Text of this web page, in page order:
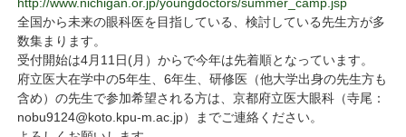
全国から未来の眼科医を目指している、検討している先生方が多
数集まります。
受付開始は4月11日(月）からで今年は先着順となっています。
府立医大在学中の5年生、6年生、研修医（他大学出身の先生方も
含め）の先生で参加希望される方は、京都府立医大眼科（寺尾：
nobu9124@koto.kpu-m.ac.jp）までご連絡ください。